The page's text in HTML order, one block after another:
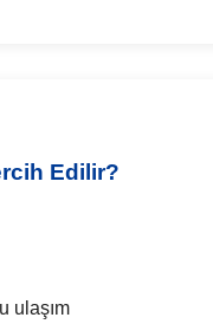
Edilir?
ulaşım